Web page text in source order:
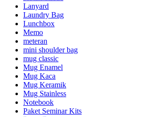
Lanyard
Laundry Bag
Lunchbox
Memo
meteran
mini shoulder bag
mug classic
Mug Enamel
Mug Kaca
Mug Keramik
Mug Stainless
Notebook
Paket Seminar Kits